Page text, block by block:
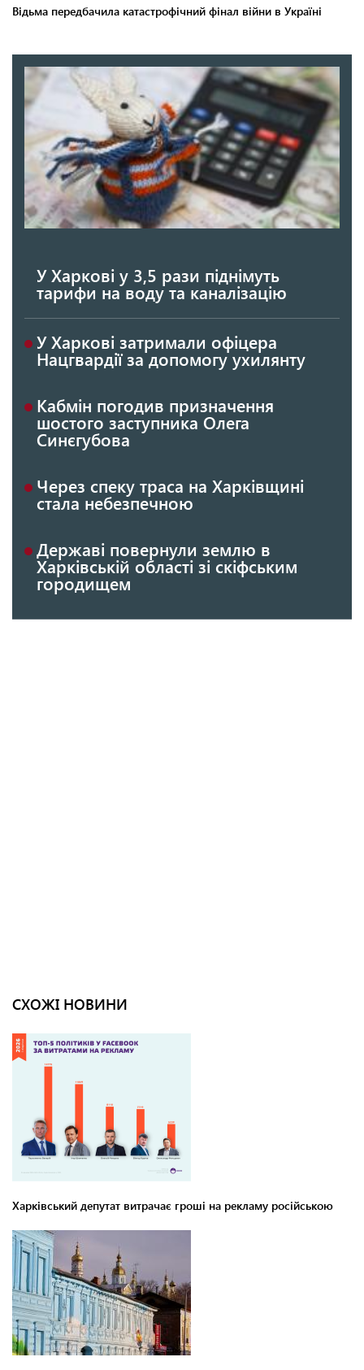
У Харкові у 3,5 рази піднімуть
тарифи на воду та каналізацію
У Харкові затримали офіцера
Нацгвардії за допомогу ухилянту
Кабмін погодив призначення
шостого заступника Олега
Синєгубова
Через спеку траса на Харківщині
стала небезпечною
Державі повернули землю в
Харківській області зі скіфським
городищем
СХОЖІ НОВИНИ
Харківський депутат витрачає гроші на рекламу російською